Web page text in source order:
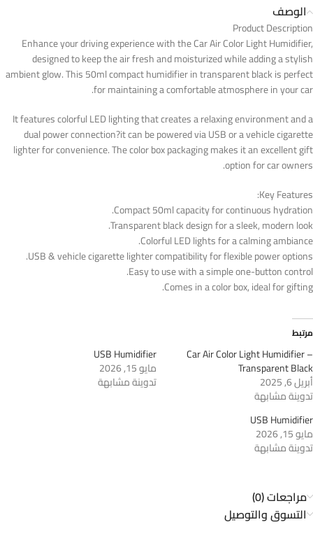
الوصف
Product Description
Enhance your driving experience with the Car Air Color Light Humidifier,
designed to keep the air fresh and moisturized while adding a stylish
ambient glow. This 50ml compact humidifier in transparent black is perfect
for maintaining a comfortable atmosphere in your car.
It features colorful LED lighting that creates a relaxing environment and a
dual power connection?it can be powered via USB or a vehicle cigarette
lighter for convenience. The color box packaging makes it an excellent gift
option for car owners.
Key Features:
Compact 50ml capacity for continuous hydration.
Transparent black design for a sleek, modern look.
Colorful LED lights for a calming ambiance.
USB & vehicle cigarette lighter compatibility for flexible power options.
Easy to use with a simple one-button control.
Comes in a color box, ideal for gifting.
مرتبط
Car Air Color Light Humidifier –
Transparent Black
أبريل 6, 2025
تدوينة مشابهة
USB Humidifier
مايو 15, 2026
تدوينة مشابهة
USB Humidifier
مايو 15, 2026
تدوينة مشابهة
مراجعات (0)
التسوق والتوصيل